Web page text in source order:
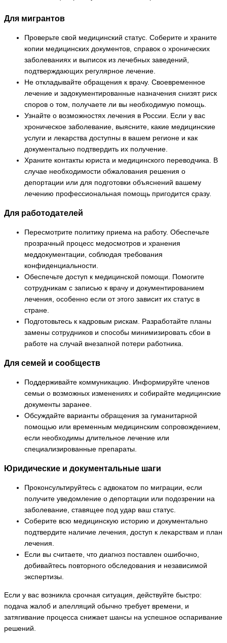
Для мигрантов
Проверьте свой медицинский статус. Соберите и храните
копии медицинских документов, справок о хронических
заболеваниях и выписок из лечебных заведений,
подтверждающих регулярное лечение.
Не откладывайте обращения к врачу. Своевременное
лечение и задокументированные назначения снизят риск
споров о том, получаете ли вы необходимую помощь.
Узнайте о возможностях лечения в России. Если у вас
хроническое заболевание, выясните, какие медицинские
услуги и лекарства доступны в вашем регионе и как
документально подтвердить их получение.
Храните контакты юриста и медицинского переводчика. В
случае необходимости обжалования решения о
депортации или для подготовки объяснений вашему
лечению профессиональная помощь пригодится сразу.
Для работодателей
Пересмотрите политику приема на работу. Обеспечьте
прозрачный процесс медосмотров и хранения
меддокументации, соблюдая требования
конфиденциальности.
Обеспечьте доступ к медицинской помощи. Помогите
сотрудникам с записью к врачу и документированием
лечения, особенно если от этого зависит их статус в
стране.
Подготовьтесь к кадровым рискам. Разработайте планы
замены сотрудников и способы минимизировать сбои в
работе на случай внезапной потери работника.
Для семей и сообществ
Поддерживайте коммуникацию. Информируйте членов
семьи о возможных изменениях и собирайте медицинские
документы заранее.
Обсуждайте варианты обращения за гуманитарной
помощью или временным медицинским сопровождением,
если необходимы длительное лечение или
специализированные препараты.
Юридические и документальные шаги
Проконсультируйтесь с адвокатом по миграции, если
получите уведомление о депортации или подозрении на
заболевание, ставящее под удар ваш статус.
Соберите всю медицинскую историю и документально
подтвердите наличие лечения, доступ к лекарствам и план
лечения.
Если вы считаете, что диагноз поставлен ошибочно,
добивайтесь повторного обследования и независимой
экспертизы.
Если у вас возникла срочная ситуация, действуйте быстро:
подача жалоб и апелляций обычно требует времени, и
затягивание процесса снижает шансы на успешное оспаривание
решений.